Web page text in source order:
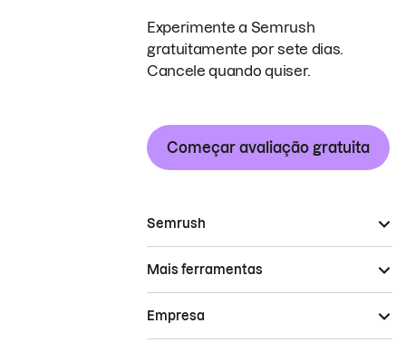
Experimente a Semrush
gratuitamente por sete dias.
Cancele quando quiser.
Começar avaliação gratuita
Semrush
Mais ferramentas
Empresa